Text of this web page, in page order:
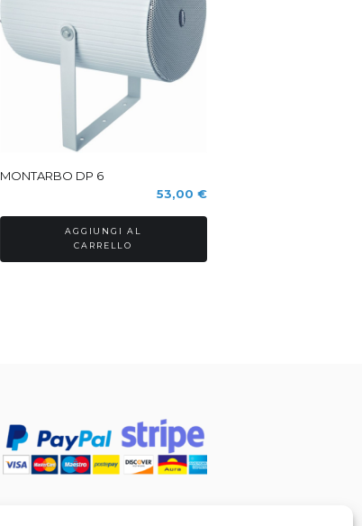
MONTARBO DP 6
53,00 €
AGGIUNGI AL
CARRELLO